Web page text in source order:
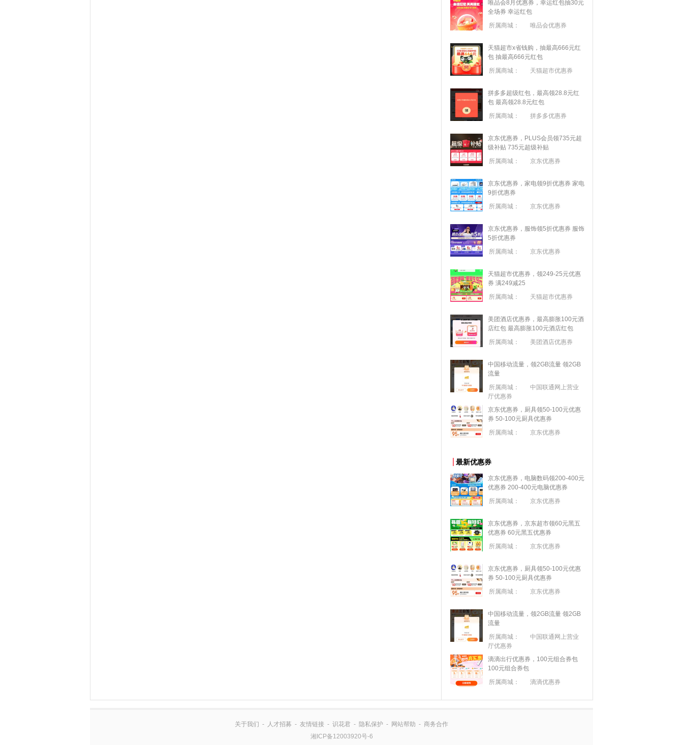
唯品会8月优惠券，幸运红包抽30元
全场券 幸运红包
所属商城：
唯品会优惠券
天猫超市x省钱购，抽最高666元红
包 抽最高666元红包
所属商城：
天猫超市优惠券
拼多多超级红包，最高领28.8元红
包 最高领28.8元红包
所属商城：
拼多多优惠券
京东优惠券，PLUS会员领735元超
级补贴 735元超级补贴
所属商城：
京东优惠券
京东优惠券，家电领9折优惠券 家电
9折优惠券
所属商城：
京东优惠券
京东优惠券，服饰领5折优惠券 服饰
5折优惠券
所属商城：
京东优惠券
天猫超市优惠券，领249-25元优惠
券 满249减25
所属商城：
天猫超市优惠券
美团酒店优惠券，最高膨胀100元酒
店红包 最高膨胀100元酒店红包
所属商城：
美团酒店优惠券
中国移动流量，领2GB流量 领2GB
流量
所属商城：
中国联通网上营业
厅优惠券
京东优惠券，厨具领50-100元优惠
券 50-100元厨具优惠券
所属商城：
京东优惠券
最新优惠券
京东优惠券，电脑数码领200-400元
优惠券 200-400元电脑优惠券
所属商城：
京东优惠券
京东优惠券，京东超市领60元黑五
优惠券 60元黑五优惠券
所属商城：
京东优惠券
京东优惠券，厨具领50-100元优惠
券 50-100元厨具优惠券
所属商城：
京东优惠券
中国移动流量，领2GB流量 领2GB
流量
所属商城：
中国联通网上营业
厅优惠券
滴滴出行优惠券，100元组合券包
100元组合券包
所属商城：
滴滴优惠券
关于我们 - 人才招募 - 友情链接 - 识花君 - 隐私保护 - 网站帮助 - 商务合作
湘ICP备12003920号-6